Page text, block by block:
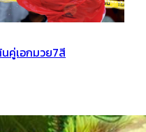
คู่เอกมวย7สี